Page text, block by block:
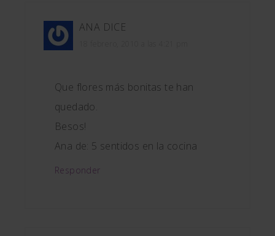
ANA DICE
Que flores más bonitas te han
quedado.
Besos!
Ana de: 5 sentidos en la cocina
Responder